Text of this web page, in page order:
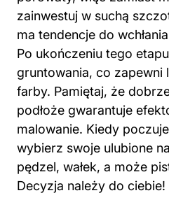
zainwestuj w suchą
ma tendencje do
Po ukończeniu tego
gruntowania, co zapewni
farby. Pamiętaj, że
podłoże gwarantuje
malowanie. Kiedy
wybierz swoje ulubione
pędzel, wałek, a może
Decyzja należy do ciebie!